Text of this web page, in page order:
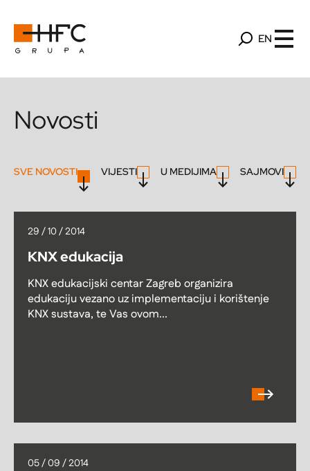
EN
Novosti
SVE NOVOSTI VIJESTI U MEDIJIMA SAJMOVI
29 / 10 / 2014
KNX edukacija
KNX edukacijski centar Zagreb organizira
edukaciju vezano uz implementaciju i korištenje
KNX sustava, te Vas ovom...
05 / 09 / 2014